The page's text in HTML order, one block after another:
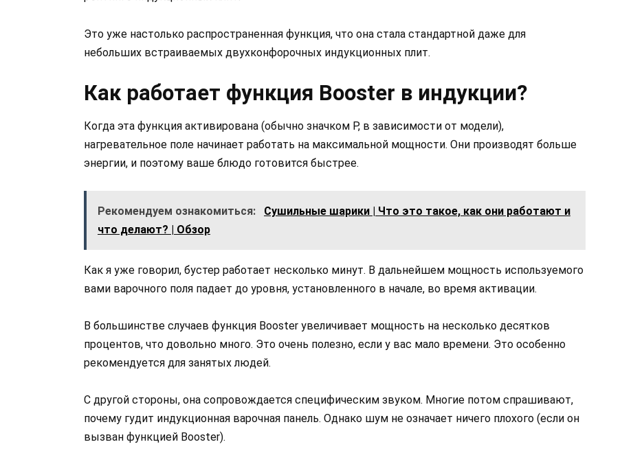
Это уже настолько распространенная функция, что она стала стандартной даже для
небольших встраиваемых двухконфорочных индукционных плит.
Как работает функция Booster в индукции?
Когда эта функция активирована (обычно значком P, в зависимости от модели),
нагревательное поле начинает работать на максимальной мощности. Они производят больше
энергии, и поэтому ваше блюдо готовится быстрее.
Рекомендуем ознакомиться:
Сушильные шарики | Что это такое, как они работают и
что делают? | Обзор
Как я уже говорил, бустер работает несколько минут. В дальнейшем мощность используемого
вами варочного поля падает до уровня, установленного в начале, во время активации.
В большинстве случаев функция Booster увеличивает мощность на несколько десятков
процентов, что довольно много. Это очень полезно, если у вас мало времени. Это особенно
рекомендуется для занятых людей.
С другой стороны, она сопровождается специфическим звуком. Многие потом спрашивают,
почему гудит индукционная варочная панель. Однако шум не означает ничего плохого (если он
вызван функцией Booster).